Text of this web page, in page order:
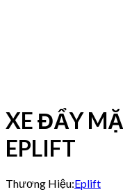
XE ĐẨY
EPLIFT
Thương Hiệu:Eplift